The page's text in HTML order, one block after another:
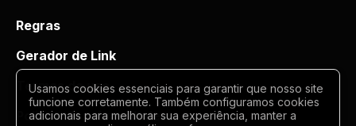
Regras
Gerador de Link
Termos de uso
Politica de privacidade
Usamos cookies essenciais para garantir que nosso site
funcione corretamente. Também configuramos cookies
adicionais para melhorar sua experiência, manter a